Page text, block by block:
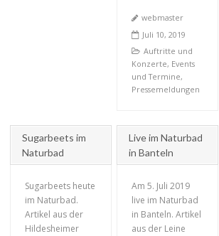
webmaster
Juli 10, 2019
Auftritte und
Konzerte, Events
und Termine,
Pressemeldungen
Sugarbeets im
Naturbad
Sugarbeets heute
im Naturbad.
Artikel aus der
Hildesheimer
Live im Naturbad
in Banteln
Am 5. Juli 2019
live im Naturbad
in Banteln. Artikel
aus der Leine